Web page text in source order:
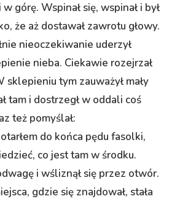
górę. Wspinał się, wspinał i był
że aż dostawał zawrotu głowy.
nieoczekiwanie uderzył
nieba. Ciekawie rozejrzał
sklepieniu tym zauważył mały
tam i dostrzegł w oddali coś
też pomyślał:
do końca pędu fasolki,
co jest tam w środku.
i wśliznął się przez otwór.
gdzie się znajdował, stała